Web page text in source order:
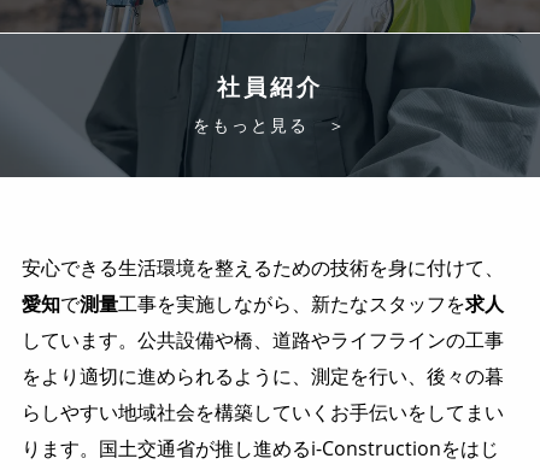
社員紹介
をもっと見る ＞
安心できる生活環境を整えるための技術を身に付けて、
愛知で測量工事を実施しながら、新たなスタッフを求人
しています。公共設備や橋、道路やライフラインの工事
をより適切に進められるように、測定を行い、後々の暮
らしやすい地域社会を構築していくお手伝いをしてまい
ります。国土交通省が推し進めるi-Constructionをはじ